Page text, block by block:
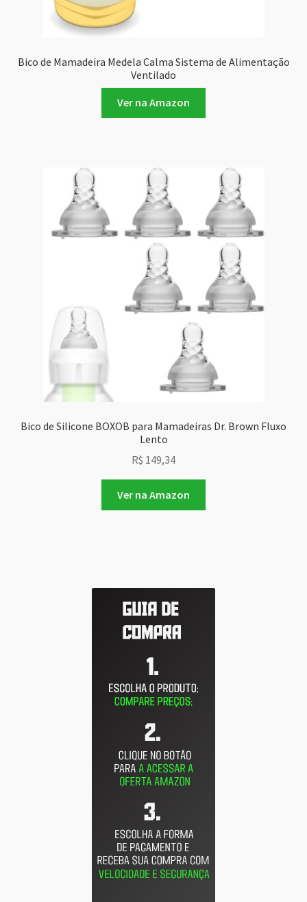
Bico de Mamadeira Medela Calma Sistema de Alimentação
Ventilado
Ver na Amazon
Bico de Silicone BOXOB para Mamadeiras Dr. Brown Fluxo
Lento
R$ 149,34
Ver na Amazon